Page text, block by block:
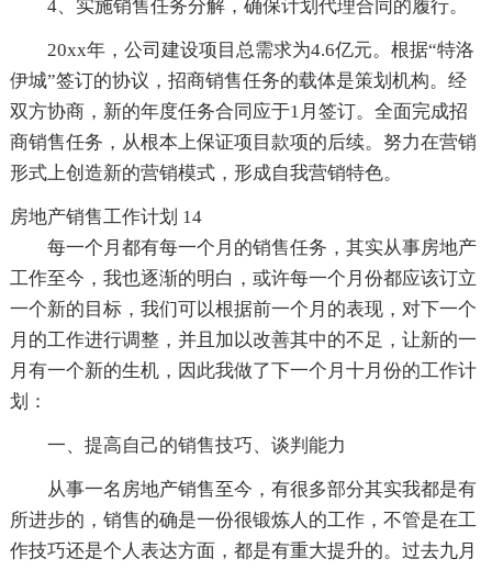
4、实施销售任务分解，确保计划代理合同的履行。
20xx年，公司建设项目总需求为4.6亿元。根据“特洛
伊城”签订的协议，招商销售任务的载体是策划机构。经
双方协商，新的年度任务合同应于1月签订。全面完成招
商销售任务，从根本上保证项目款项的后续。努力在营销
形式上创造新的营销模式，形成自我营销特色。
房地产销售工作计划 14
每一个月都有每一个月的销售任务，其实从事房地产
工作至今，我也逐渐的明白，或许每一个月份都应该订立
一个新的目标，我们可以根据前一个月的表现，对下一个
月的工作进行调整，并且加以改善其中的不足，让新的一
月有一个新的生机，因此我做了下一个月十月份的工作计
划：
一、提高自己的销售技巧、谈判能力
从事一名房地产销售至今，有很多部分其实我都是有
所进步的，销售的确是一份很锻炼人的工作，不管是在工
作技巧还是个人表达方面，都是有重大提升的。过去九月